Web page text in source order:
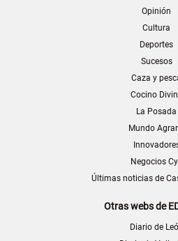
Opinión
Cultura
Deportes
Sucesos
Caza y
Cocino
La Posada
Mundo
Negocios
Últimas noticias de
Otras webs de
Diario de